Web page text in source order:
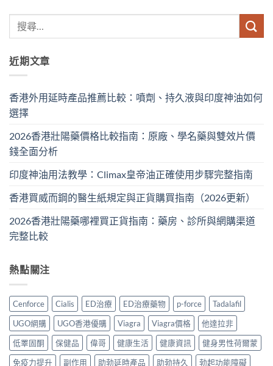
近期文章
香港外用延時產品推薦比較：噴劑、持久液與印度神油如何
選擇
2026香港壯陽藥價格比較指南：原廠、學名藥與雙效片價
錢全面分析
印度神油用法教學：Climax皇帝油正確使用步驟完整指南
香港買威而鋼的醫生紙規定與正貨購買指南（2026更新）
2026香港壯陽藥哪裡買正貨指南：藥房、診所與網購渠道
完整比較
熱點關注
Cenforce Cialis ED治療 ED治療藥物 p-force
Tadalafil
UGO網購
UGO香港優購 Viagra Viagra價格
他達拉非
低睪固酮
保健品 偉哥 健康生活 健康資訊
健身男性荷爾蒙
免疫力提升
副作用 助勃延時產品 助勃持久 勃起功能障礙